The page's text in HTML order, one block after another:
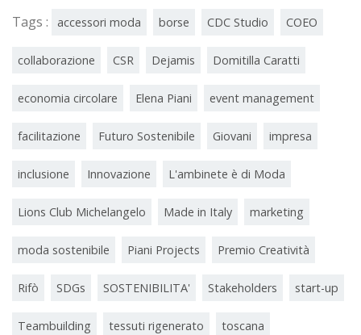
Tags : accessori moda borse CDC Studio COEO
collaborazione CSR Dejamis Domitilla Caratti
economia circolare Elena Piani event management
facilitazione Futuro Sostenibile Giovani impresa
inclusione Innovazione L'ambinete è di Moda
Lions Club Michelangelo Made in Italy marketing
moda sostenibile Piani Projects Premio Creatività
Rifò SDGs SOSTENIBILITA' Stakeholders start-up
Teambuilding tessuti rigenerato toscana